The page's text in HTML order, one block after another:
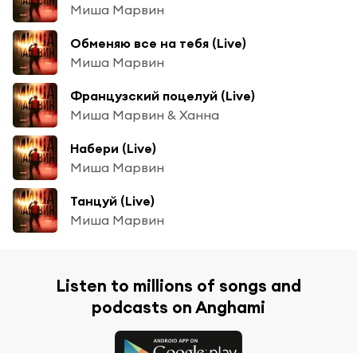
Миша Марвин
Обменяю все на тебя (Live)
Миша Марвин
Французский поцелуй (Live)
Миша Марвин & Ханна
Набери (Live)
Миша Марвин
Танцуй (Live)
Миша Марвин
Listen to millions of songs and
podcasts on Anghami